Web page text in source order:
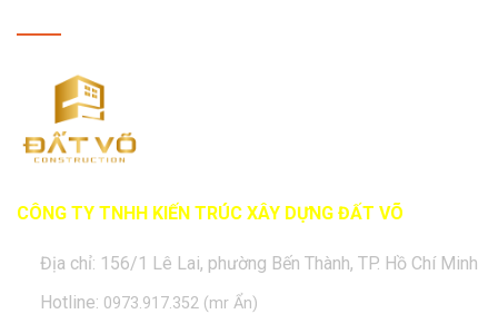
CÔNG TY TNHH KIẾN TRÚC XÂY DỰNG ĐẤT VÕ
Địa chỉ: 156/1 Lê Lai, phường Bến Thành, TP. Hồ Chí Minh
Hotline: 0973.917.352 (mr Ẩn)